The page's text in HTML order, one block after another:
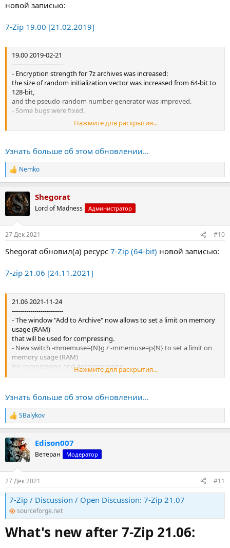
новой записью:
7-Zip 19.00 [21.02.2019]
19.00 2019-02-21
-------------------------
- Encryption strength for 7z archives was increased:
the size of random initialization vector was increased from 64-bit to
128-bit,
and the pseudo-random number generator was improved.
- Some bugs were fixed.
-------------------------
- The speed for LZMA/LZMA2 compressing was increased by 3-10%,
and there are minor changes in compression ratio.
- Some bugs were fixed.
- The bug in 7-Zip 18.02-18.05 was...
Нажмите для раскрытия...
Узнать больше об этом обновлении...
Р
е
к
ц
и
Nemko
Shegorat
Lord of Madness Администратор
27 Дек 2021 #10
Shegorat обновил(а) ресурс 7-Zip (64-bit) новой записью:
7-zip 21.06 [24.11.2021]
21.06 2021-11-24
-------------------------
- The window "Add to Archive" now allows to set a limit on memory
usage (RAM)
that will be used for compressing.
- New switch -mmemuse={N}g / -mmemuse=p{N} to set a limit on
memory usage (RAM)
for compressing and decompressing.
- Bug in versions 21.00-21.05 was fixed:
- Some bugs were fixed.
21.04 beta 2021-11-02
-------------------------
- 7-Zip now reduces...
Нажмите для раскрытия...
Узнать больше об этом обновлении...
Р
е
к
ц
и
SBalykov
Edison007
Ветеран Модератор
27 Дек 2021 #11
7-Zip / Discussion / Open Discussion: 7-Zip 21.07
sourceforge.net
What's new after 7-Zip 21.06: